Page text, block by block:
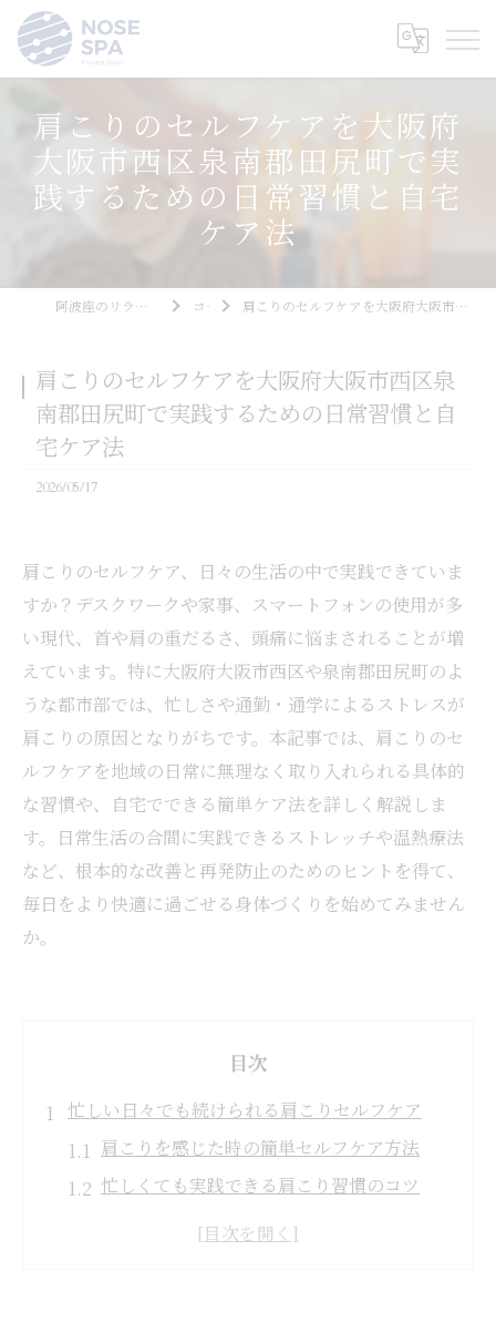
肩こりのセルフケアを大阪府
大阪市西区泉南郡田尻町で実
践するための日常習慣と自宅
ケア法
阿波座のリラクゼーションならNOSE SPA コラム 肩こりのセルフケアを大阪府大阪市西区泉南郡田尻町で実践するための日常習慣と自宅ケア法
肩こりのセルフケアを大阪府大阪市西区泉
南郡田尻町で実践するための日常習慣と自
宅ケア法
2026/05/17
肩こりのセルフケア、日々の生活の中で実践できていま
すか？デスクワークや家事、スマートフォンの使用が多
い現代、首や肩の重だるさ、頭痛に悩まされることが増
えています。特に大阪府大阪市西区や泉南郡田尻町のよ
うな都市部では、忙しさや通勤・通学によるストレスが
肩こりの原因となりがちです。本記事では、肩こりのセ
ルフケアを地域の日常に無理なく取り入れられる具体的
な習慣や、自宅でできる簡単ケア法を詳しく解説しま
す。日常生活の合間に実践できるストレッチや温熱療法
など、根本的な改善と再発防止のためのヒントを得て、
毎日をより快適に過ごせる身体づくりを始めてみません
か。
目次
忙しい日々でも続けられる肩こりセルフケア
肩こりを感じた時の簡単セルフケア方法
忙しくても実践できる肩こり習慣のコツ
デスクワーク中にできる肩こり対策の工夫